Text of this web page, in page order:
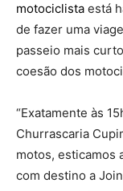
motociclista está
de fazer uma
passeio mais
coesão dos
“Exatamente às
Churrascaria
motos, esticamos
com destino a